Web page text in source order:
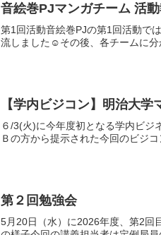
音絵巻PJマン
第1回活動音絵巻PJの第1回活動で
流しました☺その後、各チームに分
６/3(火)に今年度初となる学内ビ
Ｂの方から提示された今回のビジ
第２回勉強会
5月20日（水）に2026年度、第2回